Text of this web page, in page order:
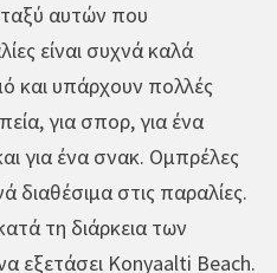
αυτών που
είναι συχνά καλά
και υπάρχουν πολλές
για σπορ, για ένα
για ένα σνακ. Ομπρέλες
διαθέσιμα στις παραλίες.
τη διάρκεια των
εξετάσει Konyaalti Beach.